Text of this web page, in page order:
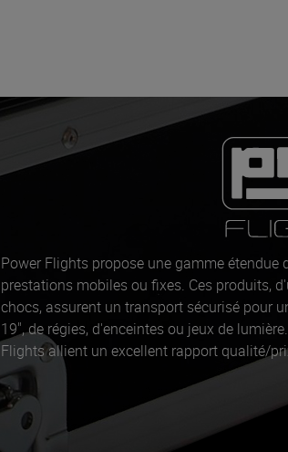
Power Flights propose une gamme
prestations mobiles ou fixes. Ces produits,
chocs, assurent un transport sécurisé pour
19", de régies, d'enceintes ou jeux de
Flights allient un excellent rapport qualité/